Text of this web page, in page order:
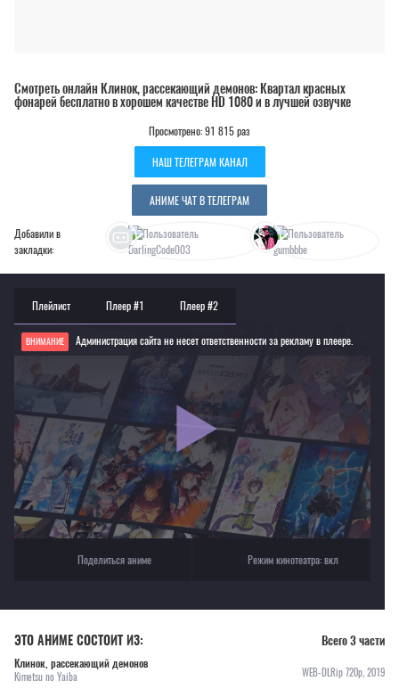
Смотреть онлайн Клинок, рассекающий демонов: Квартал красных
фонарей бесплатно в хорошем качестве HD 1080 и в лучшей озвучке
Просмотрено: 91 815 раз
НАШ ТЕЛЕГРАМ КАНАЛ
АНИМЕ ЧАТ В ТЕЛЕГРАМ
Добавили в
закладки:
Плейлист Плеер #1 Плеер #2
ВНИМАНИЕ Администрация сайта не несет ответственности за рекламу в плеере.
Если видео не работает, обновите страницу или выберите другой плеер!
Для просмотра некоторых аниме необходимо установить VPN
Текущее воспроизведение：Клинок, рассекающий демонов: Квартал красных
фонарей
Поделиться аниме Режим кинотеатра:вкл
ЭТО АНИМЕ СОСТОИТ ИЗ:
Всего 3 части
Клинок, рассекающий демонов
Kimetsu no Yaiba WEB-DLRip 720p, 2019